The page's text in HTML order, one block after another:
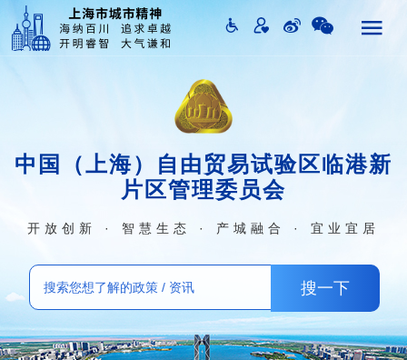
中国（上海）自由贸易试验区临港新
片区管理委员会
开放创新 · 智慧生态 · 产城融合 · 宜业宜居